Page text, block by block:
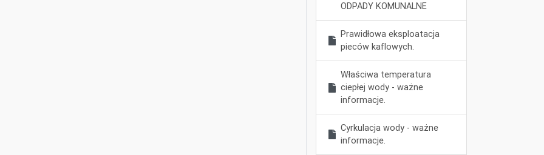
ODPADY KOMUNALNE
Prawidłowa eksploatacja
pieców kaflowych.
Właściwa temperatura
ciepłej wody - ważne
informacje.
Cyrkulacja wody - ważne
informacje.